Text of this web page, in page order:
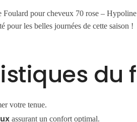
pour cheveux 70 rose –
pour les belles journées de cette saison !
du
votre tenue.
assurant un confort optimal.